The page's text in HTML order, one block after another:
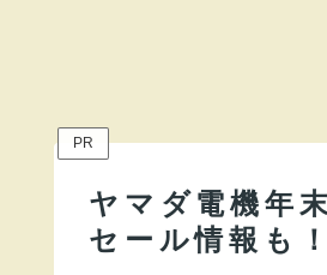
PR
ヤマダ電機年
セール情報も！